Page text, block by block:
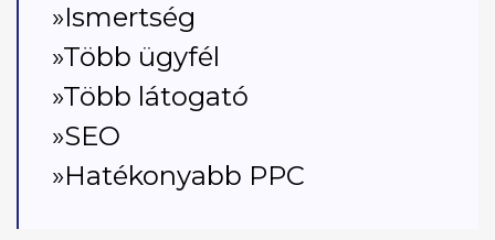
»Ismertség
»Több ügyfél
»Több látogató
»SEO
»Hatékonyabb PPC